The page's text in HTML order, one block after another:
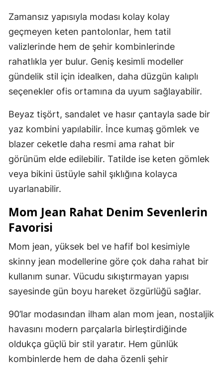
Zamansız yapısıyla modası kolay kolay
geçmeyen keten pantolonlar, hem tatil
valizlerinde hem de şehir kombinlerinde
rahatlıkla yer bulur. Geniş kesimli modeller
gündelik stil için idealken, daha düzgün kalıplı
seçenekler ofis ortamına da uyum sağlayabilir.
Beyaz tişört, sandalet ve hasır çantayla sade bir
yaz kombini yapılabilir. İnce kumaş gömlek ve
blazer ceketle daha resmi ama rahat bir
görünüm elde edilebilir. Tatilde ise keten gömlek
veya bikini üstüyle sahil şıklığına kolayca
uyarlanabilir.
Mom Jean Rahat Denim Sevenlerin
Favorisi
Mom jean, yüksek bel ve hafif bol kesimiyle
skinny jean modellerine göre çok daha rahat bir
kullanım sunar. Vücudu sıkıştırmayan yapısı
sayesinde gün boyu hareket özgürlüğü sağlar.
90’lar modasından ilham alan mom jean, nostaljik
havasını modern parçalarla birleştirdiğinde
oldukça güçlü bir stil yaratır. Hem günlük
kombinlerde hem de daha özenli şehir